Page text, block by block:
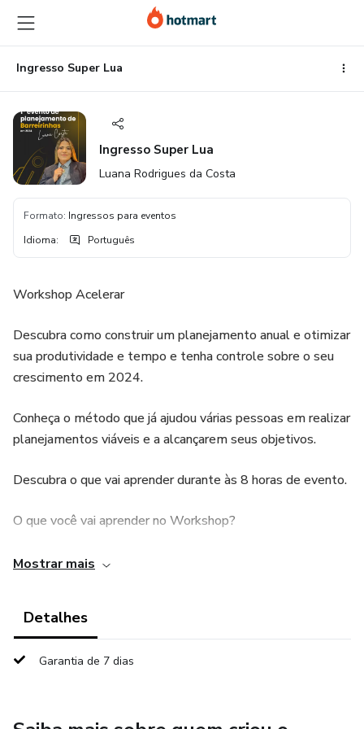
para
o
conteúdo
principal
para
o
pagamento
para
o
rodapé
Ingresso Super Lua
Ingresso Super Lua
Luana Rodrigues da Costa
Formato: Ingressos para eventos
Idioma: Português
Workshop Acelerar
Descubra como construir um planejamento anual e otimizar
sua produtividade e tempo e tenha controle sobre o seu
crescimento em 2024.
Conheça o método que já ajudou várias pessoas em realizar
planejamentos viáveis e a alcançarem seus objetivos.
Descubra o que vai aprender durante às 8 horas de evento.
O que você vai aprender no Workshop?
1. ⁠Alinhanhamento dos planos para 2024
3. Traçar Metas e objetivos
5. Gestão de tempo e produtividade (organização da
Mostrar mais
Detalhes
Garantia de 7 dias